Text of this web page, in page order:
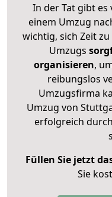
In der Tat gibt es
einem Umzug
wichtig, sich Zeit
Umzugs
organisieren,
reibungslos
Umzugsfirma
Umzug von
erfolgreich
Füllen Sie jetzt
Sie